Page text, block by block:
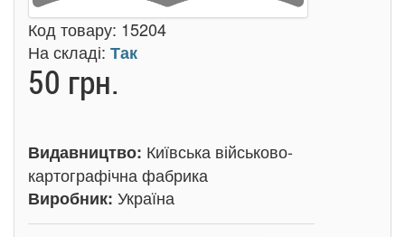
Код товару: 15204
На складі: Так
50 грн.
Видавництво: Київська військово-
картографічна фабрика
Виробник: Україна